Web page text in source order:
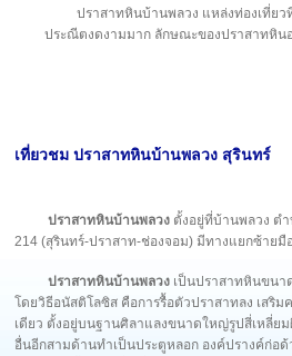
ปราสาทหินบ้านพลวง แหล่งท่องเที่ย
ประณีตงดงามมาก ลักษณะของปราสาทหิน
เที่ยวชม ปราสาทหินบ้านพลวง สุรินทร์
ปราสาทหินบ้านพลวง ตั้งอยู่ที่บ้านพลวง ตำ
214 (สุรินทร์-ปราสาท-ช่องจอม) มีทางแยกซ้ายมื
ปราสาทหินบ้านพลวง เป็นปราสาทหินขนา
โดยวิธีอนัสติโลซิส คือการรื้อตัวปราสาทลง เสริ
เดียว ตั้งอยู่บนฐานศิลาแลงขนาดใหญ่รูปสี่เหลี่ย
อื่นอีกสามด้านทำเป็นประตูหลอก องค์ปรางค์ก่อ